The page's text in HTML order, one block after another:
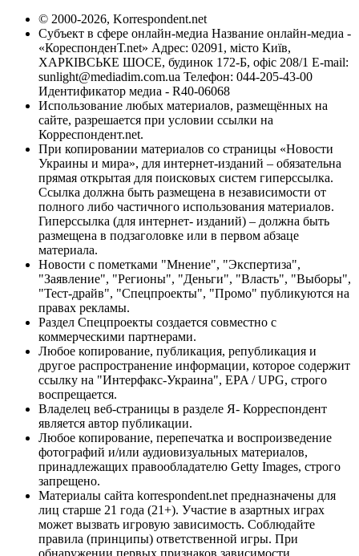
© 2000-2026, Korrespondent.net
Субъект в сфере онлайн-медиа Название онлайн-медиа -
«КореспонденТ.net» Адрес: 02091, місто Київ,
ХАРКІВСЬКЕ ШОСЕ, будинок 172-Б, офіс 208/1 E-mail:
sunlight@mediadim.com.ua Телефон: 044-205-43-00
Идентификатор медиа - R40-06068
Использование любых материалов, размещённых на
сайте, разрешается при условии ссылки на
Корреспондент.net.
При копировании материалов со страницы «Новости
Украины и мира», для интернет-изданий – обязательна
прямая открытая для поисковых систем гиперссылка.
Ссылка должна быть размещена в независимости от
полного либо частичного использования материалов.
Гиперссылка (для интернет- изданий) – должна быть
размещена в подзаголовке или в первом абзаце
материала.
Новости с пометками "Мнение", "Экспертиза",
"Заявление", "Регионы", "Деньги", "Власть", "Выборы",
"Тест-драйв", "Спецпроекты", "Промо" публикуются на
правах рекламы.
Раздел Спецпроекты создается совместно с
коммерческими партнерами.
Любое копирование, публикация, републикация и
другое распространение информации, которое содержит
ссылку на "Интерфакс-Украина", EPA / UPG, строго
воспрещается.
Владелец веб-страницы в разделе Я- Корреспондент
является автор публикации.
Любое копирование, перепечатка и воспроизведение
фотографий и/или аудиовизуальных материалов,
принадлежащих правообладателю Getty Images, строго
запрещено.
Материалы сайта korrespondent.net предназначены для
лиц старше 21 года (21+). Участие в азартных играх
может вызвать игровую зависимость. Соблюдайте
правила (принципы) ответственной игры. При